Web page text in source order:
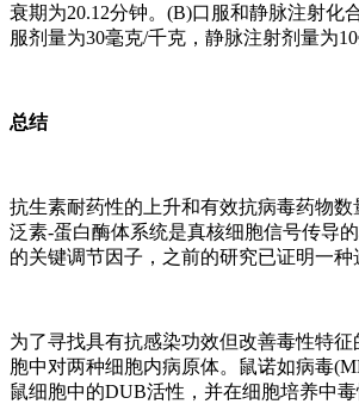
衰期为20.12分钟。(B)口服和静脉注射化
服剂量为30毫克/千克，静脉注射剂量为10
总结
抗生素耐药性的上升和有效抗病毒药物
泛素-蛋白酶体系统是真核细胞信号传导
的关键调节因子，之前的研究已证明一
为了寻找具有抗感染功效但改善毒性特
胞中对两种细胞内病原体。鼠诺如病毒
鼠细胞中的DUB活性，并在细胞培养中